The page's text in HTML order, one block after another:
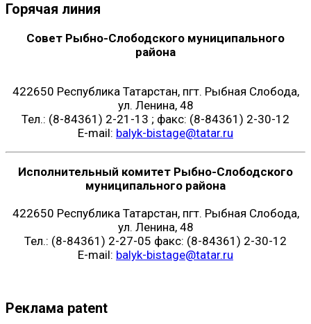
Горячая линия
Совет Рыбно-Слободского муниципального
района
422650 Республика Татарстан, пгт. Рыбная Слобода,
ул. Ленина, 48
Тел.: (8-84361) 2-21-13 ; факс: (8-84361) 2-30-12
E-mail: balyk-bistage@tatar.ru
Исполнительный комитет Рыбно-Слободского
муниципального района
422650 Республика Татарстан, пгт. Рыбная Слобода,
ул. Ленина, 48
Тел.: (8-84361) 2-27-05 факс: (8-84361) 2-30-12
E-mail: balyk-bistage@tatar.ru
Реклама patent